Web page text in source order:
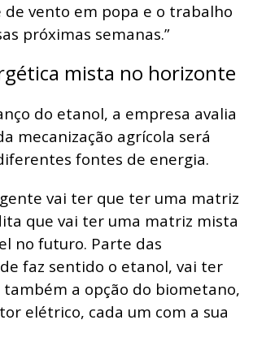
de vento em popa e o trabalho
próximas semanas.”
mista no horizonte
do etanol, a empresa avalia
mecanização agrícola será
fontes de energia.
vai ter que ter uma matriz
que vai ter uma matriz mista
no futuro. Parte das
faz sentido o etanol, vai ter
a opção do biometano,
elétrico, cada um com a sua